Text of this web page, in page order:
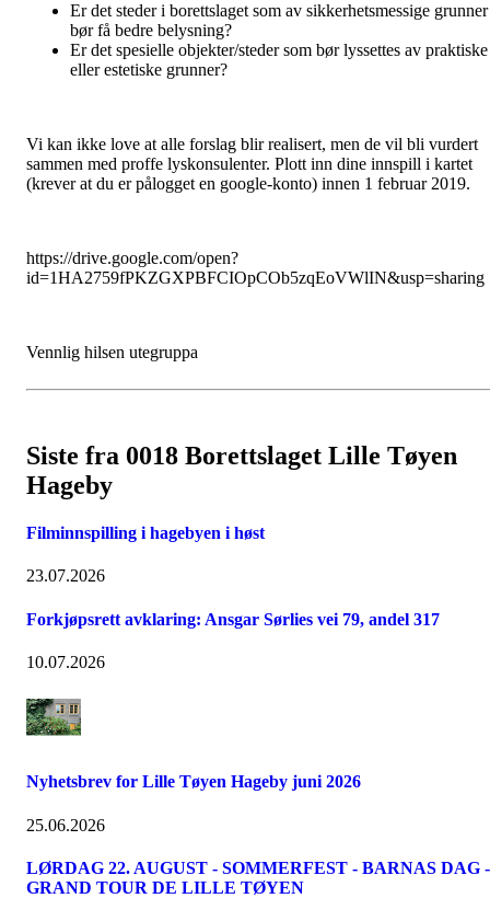
Er det steder i borettslaget som av sikkerhetsmessige grunner
bør få bedre belysning?
Er det spesielle objekter/steder som bør lyssettes av praktiske
eller estetiske grunner?
Vi kan ikke love at alle forslag blir realisert, men de vil bli vurdert
sammen med proffe lyskonsulenter. Plott inn dine innspill i kartet
(krever at du er pålogget en google-konto) innen 1 februar 2019.
https://drive.google.com/open?
id=1HA2759fPKZGXPBFCIOpCOb5zqEoVWlIN&usp=sharing
Vennlig hilsen utegruppa
Siste fra 0018 Borettslaget Lille Tøyen
Hageby
Filminnspilling i hagebyen i høst
23.07.2026
Forkjøpsrett avklaring: Ansgar Sørlies vei 79, andel 317
10.07.2026
Nyhetsbrev for Lille Tøyen Hageby juni 2026
25.06.2026
LØRDAG 22. AUGUST - SOMMERFEST - BARNAS DAG -
GRAND TOUR DE LILLE TØYEN